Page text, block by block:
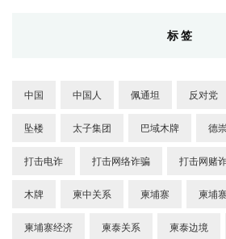
标签
中国 中国人 佩通坦 反对党
坠楼 太子集团 巴域木牌 德
打击电诈 打击网络诈骗 打击网赌
木牌 柬中关系 柬埔寨 柬埔
柬埔寨经济 柬泰关系 柬泰边境